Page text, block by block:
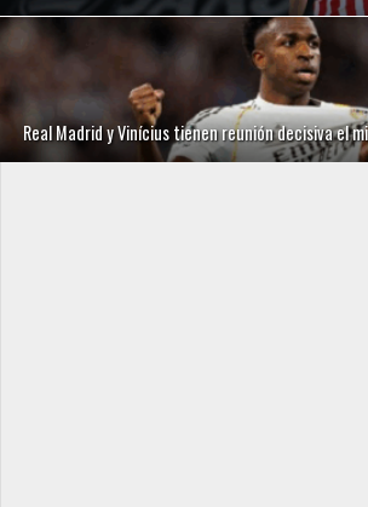
Real Madrid y Vinícius tienen reunión decisiva el